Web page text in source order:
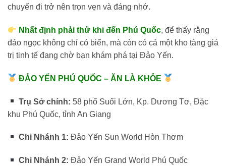
chuyến đi trở nên trọn vẹn và đáng nhớ.
Nhất định phải thử khi đến Phú Quốc, để thấy rằng
đảo ngọc không chỉ có biển, mà còn có cả một kho tàng giá
trị tinh tế đang chờ bạn khám phá tại Đảo Yến.
ĐẢO YẾN PHÚ QUỐC – ĂN LÀ KHỎE
Trụ Sở chính: 58 phố Suối Lớn, Kp. Dương Tơ, Đặc
khu Phú Quốc, tỉnh An Giang
Chi Nhánh 1: Đảo Yến Sun World Hòn Thơm
Chi Nhánh 2: Đảo Yến Grand World Phú Quốc